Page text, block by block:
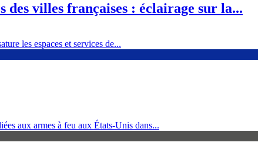
des villes françaises : éclairage sur la...
les espaces et services de...
aux armes à feu aux États-Unis dans...